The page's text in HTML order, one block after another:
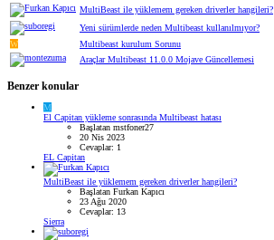
MultiBeast ile yüklemem gereken driverler hangileri?
Yeni sürümlerde neden Multibeast kullanılmıyor?
W
Multibeast kurulum Sorunu
AraçlarMultibeast 11.0.0 Mojave Güncellemesi
Benzer konular
M
El Capitan yükleme sonrasında Multibeast hatası
Başlatan mstfoner27
20 Nis 2023
Cevaplar: 1
EL Capitan
MultiBeast ile yüklemem gereken driverler hangileri?
Başlatan Furkan Kapıcı
23 Ağu 2020
Cevaplar: 13
Sierra